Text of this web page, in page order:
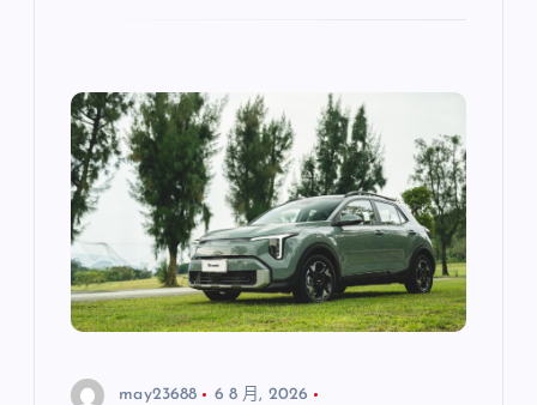
may23688
6 8 月, 2026